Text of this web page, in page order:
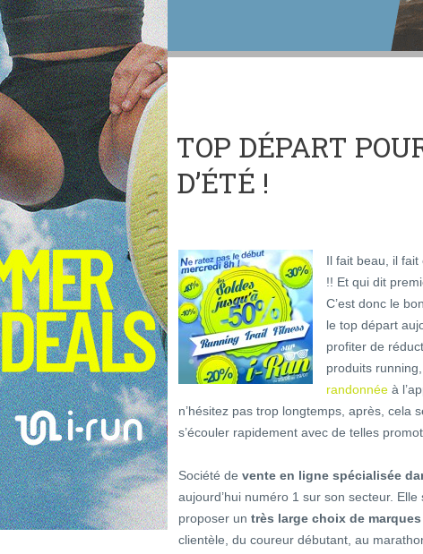
TOP DÉPART
D’ÉTÉ !
Il fait beau, il fait
!! Et qui dit
C’est donc le
le top départ
profiter de
produits
randonnée à
n’hésitez pas trop longtemps, après, cela
s’écouler rapidement avec de telles
Société de vente en ligne spécialisée
aujourd’hui numéro 1 sur son secteur.
proposer un très large choix de
clientèle, du coureur débutant, au